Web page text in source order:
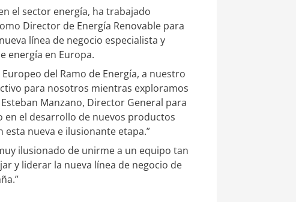
el sector energía, ha trabajado
Director de Energía Renovable para
línea de negocio especialista y
energía en Europa.
del Ramo de Energía, a nuestro
para nosotros mientras exploramos
Manzano, Director General para
en el desarrollo de nuevos productos
nueva e ilusionante etapa.”
ilusionado de unirme a un equipo tan
y liderar la nueva línea de negocio de